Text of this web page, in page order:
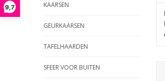
9,7 KAARSEN
GEURKAARSEN
TAFELHAARDEN
SFEER VOOR BUITEN